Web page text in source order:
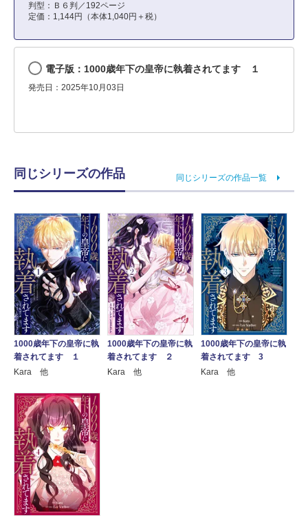
判型：Ｂ６判／192ページ
定価：1,144円（本体1,040円＋税）
電子版：1000歳年下の皇帝に執着されてます １
発売日：2025年10月03日
同じシリーズの作品 同じシリーズの作品一覧
1000歳年下の皇帝に執
着されてます １
Kara 他
1000歳年下の皇帝に執
着されてます ２
Kara 他
1000歳年下の皇帝に執
着されてます 3
Kara 他